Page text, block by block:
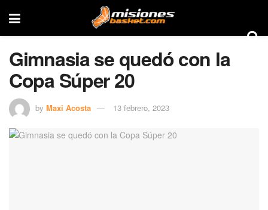
Gimnasia se quedó con la
Copa Súper 20
by Maxi Acosta 13 febrero, 2023